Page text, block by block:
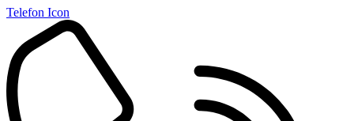
Telefon Icon